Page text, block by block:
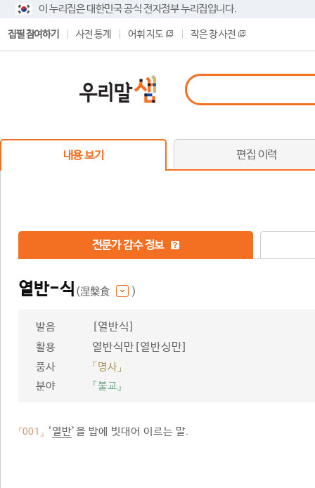
이 누리집은 대한민국 공식 전자정부 누리집입니다.
집필 참여하기 사전 통계 어휘 지도 작은 창 사전
내용 보기 편집 이력
전문가 감수 정보
열반-식 (涅槃食 )
발음 [열반식]
활용 열반식만[열반싱만]
품사
「명사」
분야
『불교』
「001」 ‘열반’을 밥에 빗대어 이르는 말.